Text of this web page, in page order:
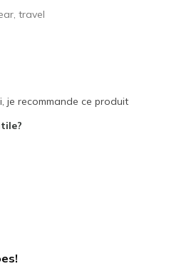
travel
je recommande ce produit